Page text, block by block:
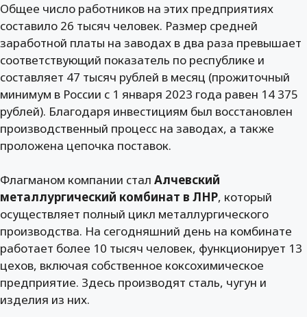
Общее число работников на этих предприятиях
составило 26 тысяч человек. Размер средней
заработной платы на заводах в два раза превышает
соответствующий показатель по республике и
составляет 47 тысяч рублей в месяц (прожиточный
минимум в России с 1 января 2023 года равен 14 375
рублей). Благодаря инвестициям был восстановлен
производственный процесс на заводах, а также
проложена цепочка поставок.
Флагманом компании стал Алчевский
металлургический комбинат в ЛНР, который
осуществляет полный цикл металлургического
производства. На сегодняшний день на комбинате
работает более 10 тысяч человек, функционирует 13
цехов, включая собственное коксохимическое
предприятие. Здесь производят сталь, чугун и
изделия из них.